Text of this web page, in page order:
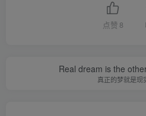
点赞 8
Real dream is the
真正的梦就是现